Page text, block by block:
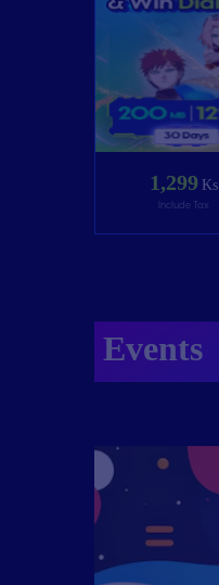
1,299Ks
Include Tax
Events